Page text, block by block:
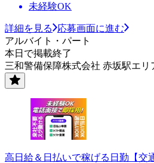
未経験OK
詳細を見る
応募画面に進む
アルバイト・パート
本日で掲載終了
三和警備保障株式会社 赤坂駅エリ
高日給＆日払いで稼げる日勤【交